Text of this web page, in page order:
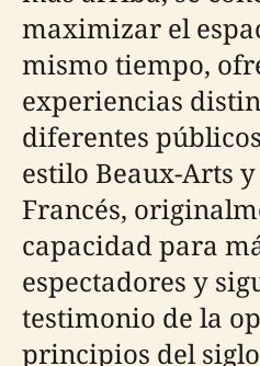
maximizar el
mismo tiempo,
experiencias
diferentes
estilo Beaux-Arts
Francés,
capacidad para
espectadores y
testimonio de la
principios del